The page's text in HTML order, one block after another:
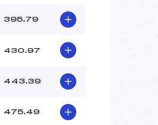
395.79
430.97
443.39
475.49